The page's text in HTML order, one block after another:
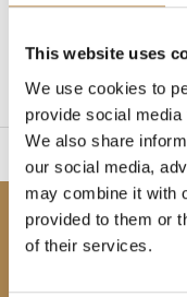
This website uses
We use cookies to
provide social
We also share
our social media,
may combine it with
provided to them or
of their services.
Soyez les
Abonnez-vous à